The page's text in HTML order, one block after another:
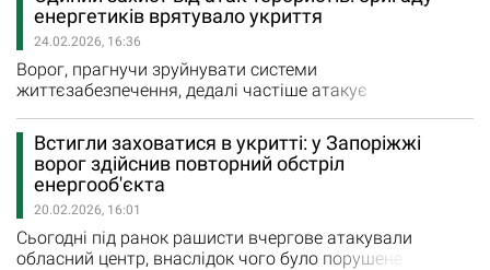
забезпечення діяльності енергетичного комплексу в
умовах воєнного стану, особисту мужність і
самовідданість, виявлені під час ліквідації…
енергетиків врятувало укриття
24.02.2026, 16:36
Ворог, прагнучи зруйнувати системи
життєзабезпечення, дедалі частіше атакує
ми фіксуємо «прильоти» та спричинені ними
пошкодження. Найгірше – підступні повторні удари в
той час, коли на об’єктах працюють люди. усуваючи
наслідки атаки – як наші бригади, так і фахівці…
Встигли заховатися в укритті: у Запоріжжі
ворог здійснив повторний обстріл
енергооб'єкта
20.02.2026, 16:01
Сьогодні під ранок рашисти вчергове атакували
обласний центр, внаслідок чого було порушене